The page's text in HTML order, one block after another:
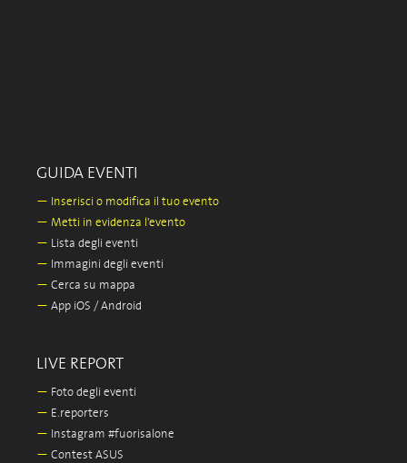
GUIDA EVENTI
— Inserisci o modifica il tuo evento
— Metti in evidenza l'evento
— Lista degli eventi
— Immagini degli eventi
— Cerca su mappa
— App iOS / Android
LIVE REPORT
— Foto degli eventi
— E.reporters
— Instagram #fuorisalone
— Contest ASUS